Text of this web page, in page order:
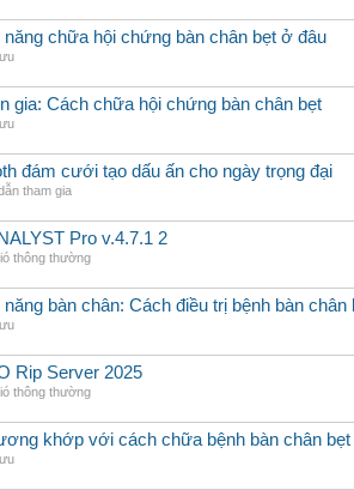
chữa hội chứng bàn chân bẹt ở đâu
gia: Cách chữa hội chứng bàn chân bẹt
đám cưới tạo dấu ấn cho ngày trọng đại
tham gia
Pro v.4.7.1 2
thông thường
bàn chân: Cách điều trị bệnh bàn chân
Rip Server 2025
thông thường
khớp với cách chữa bệnh bàn chân bẹt